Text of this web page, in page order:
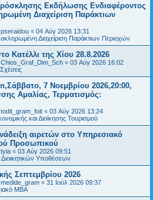
Εκδήλωσης Ενδιαφέροντος
Διαχείριση Παράκτιων
pseraidou « 04 Αύγ 2026 13:31
Διαχείριση Παράκτιων Περιοχών
Κατέλλι της Χίου 28.8.2026
Chios_Graf_Dim_Sch « 03 Αύγ 2026 16:02
7 Νοεμβρίου 2026,20:00,
Αμαλίας, Τερματισμός:
todit_gram_foit « 03 Αύγ 2026 13:24
και Διοίκησης Τουρισμού
αιρετών στο Υπηρεσιακό
Προσωπικού
tyia « 03 Αύγ 2026 09:51
Υποθέσεων
Σεπτεμβρίου 2026
medide_gram « 31 Ιούλ 2026 09:37
MBA